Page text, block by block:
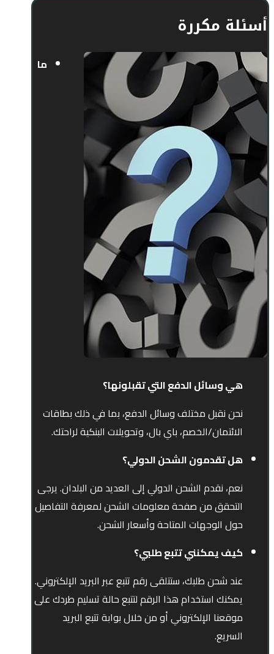
أسئلة مكررة
ما
هي وسائل الدفع التي تقبلونها؟
نحن نقبل مختلف وسائل الدفع، بما في ذلك بطاقات
الائتمان/الخصم، باي بال، وتحويلات البنكية لراحتك.
هل تقدمون الشحن الدولي؟
نعم، نقدم الشحن الدولي إلى العديد من البلدان. يرجى
التحقق من صفحة معلومات الشحن لمعرفة التفاصيل
حول الوجهات المتاحة وأسعار الشحن.
كيف يمكنني تتبع طلبي؟
عند شحن طلبك، ستتلقى رقم تتبع عبر البريد الإلكتروني.
يمكنك استخدام هذا الرقم لتتبع حالة تسليم طردك على
موقعنا الإلكتروني أو من خلال بوابة تتبع البريد
السريع.